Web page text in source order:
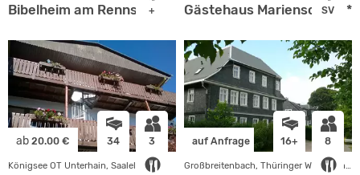
+
Bibelheim am Rennsteig SV
Gästehaus Marienschule
ab 20.00 € 34 3
Königsee OT Unterhain, Saaleland
auf Anfrage 16+ 8
Großbreitenbach, Thüringer Wald - Rhön